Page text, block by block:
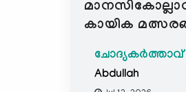
കായിക
ചോദ്യകർത്താവ്
Abdullah